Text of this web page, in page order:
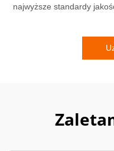
najwyższe standardy